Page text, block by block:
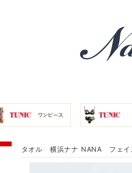
タオル 横浜ナナ NANA フェ